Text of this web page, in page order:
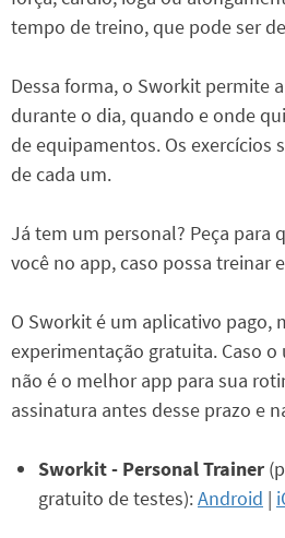
tempo de treino, que pode ser
Dessa forma, o Sworkit permite
durante o dia, quando e onde
de equipamentos. Os exercícios
de cada um.
Já tem um personal? Peça para
você no app, caso possa treinar
O Sworkit é um aplicativo pago,
experimentação gratuita. Caso
não é o melhor app para sua
assinatura antes desse prazo e
Sworkit - Personal Trainer
gratuito de testes):Android |